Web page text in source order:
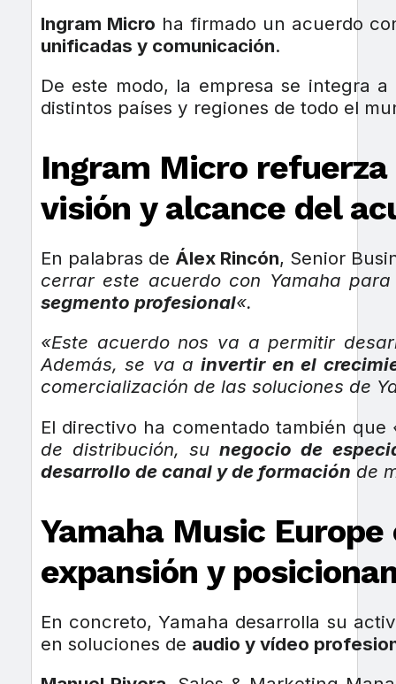
Ingram Micro ha firmado un acuerdo
unificadas y comunicación.
De este modo, la empresa se integra
distintos países y regiones de todo el
Ingram Micro refuerza
visión y alcance del
En palabras de Álex Rincón, Senior
cerrar este acuerdo con Yamaha
segmento profesional«.
«Este acuerdo nos va a permitir
Además, se va ainvertir en el
comercialización de las soluciones de
El directivo ha comentado también que
de distribución, sunegocio de
desarrollo de canal y de formación de
Yamaha Music
expansión y
En concreto, Yamaha desarrolla su
en soluciones de audio y vídeo